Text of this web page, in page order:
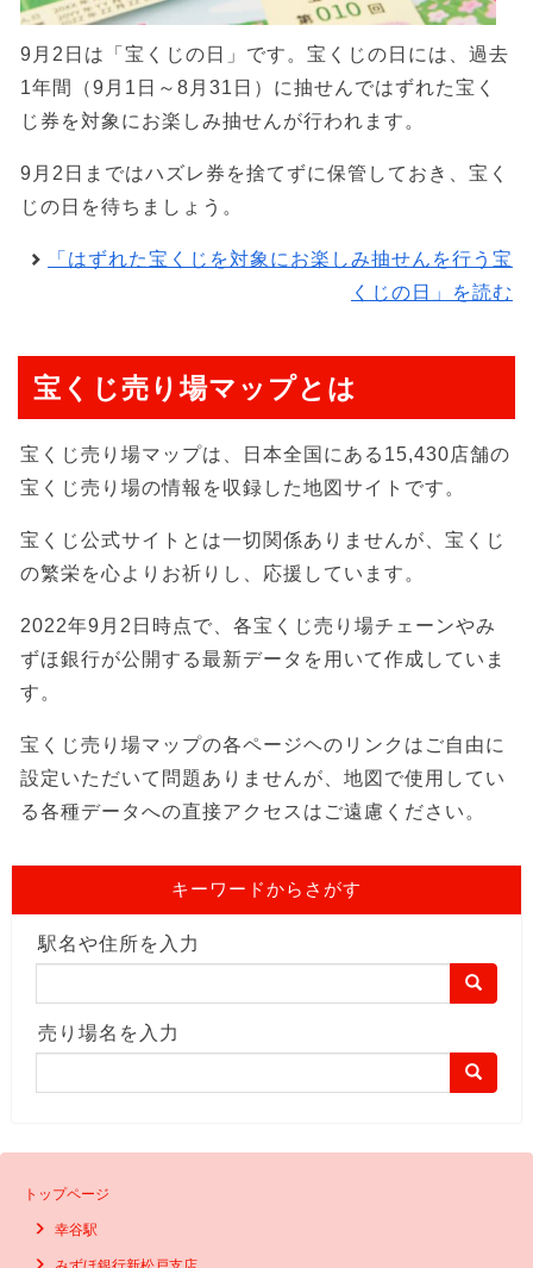
9月2日は「宝くじの日」です。宝くじの日には、過去
1年間（9月1日～8月31日）に抽せんではずれた宝く
じ券を対象にお楽しみ抽せんが行われます。
9月2日まではハズレ券を捨てずに保管しておき、宝く
じの日を待ちましょう。
「はずれた宝くじを対象にお楽しみ抽せんを行う宝
くじの日」を読む
宝くじ売り場マップとは
宝くじ売り場マップは、日本全国にある15,430店舗の
宝くじ売り場の情報を収録した地図サイトです。
宝くじ公式サイトとは一切関係ありませんが、宝くじ
の繁栄を心よりお祈りし、応援しています。
2022年9月2日時点で、各宝くじ売り場チェーンやみ
ずほ銀行が公開する最新データを用いて作成していま
す。
宝くじ売り場マップの各ページヘのリンクはご自由に
設定いただいて問題ありませんが、地図で使用してい
る各種データへの直接アクセスはご遠慮ください。
キーワードからさがす
駅名や住所を入力
売り場名を入力
トップページ
幸谷駅